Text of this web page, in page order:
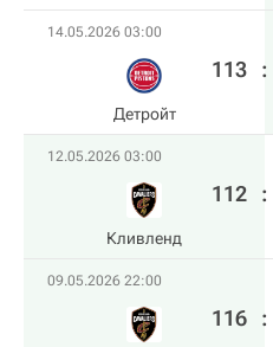
14.05.2026 03:00
Детройт
113 :
12.05.2026 03:00
Кливленд
112 :
09.05.2026 22:00
116 :